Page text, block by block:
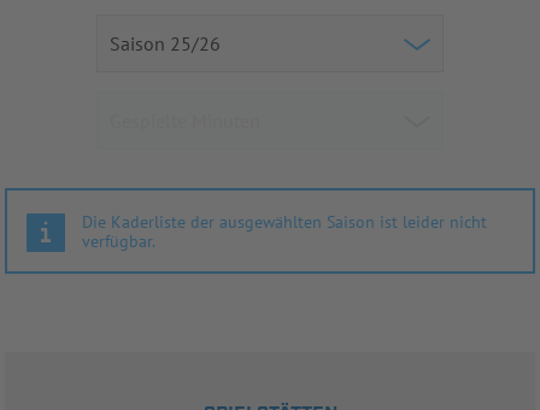
Die Kaderliste der ausgewählten Saison ist leider nicht
verfügbar.